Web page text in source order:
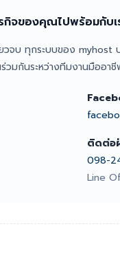
กิจของคุณไปพร้อมกับเ
ดียวจบ ทุกระบบของ
วมกันระหว่างทีมงานมืออ
ติดต่อ
098-
Line